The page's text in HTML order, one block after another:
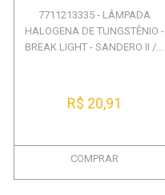
7711213335 - LÂMPADA
HALOGENA DE TUNGSTÊNIO -
BREAK LIGHT - SANDERO II /...
R$ 20,91
COMPRAR